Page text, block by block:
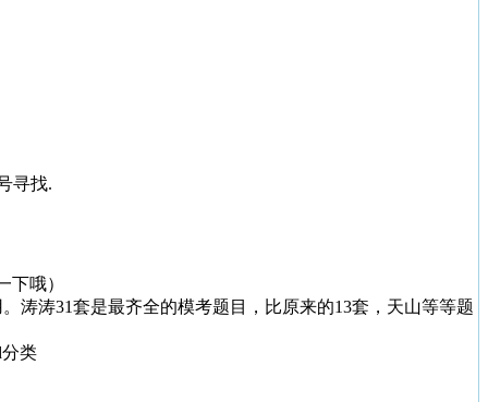
寻找.
哦）
涛涛31套是最齐全的模考题目，比原来的13套，天山等等题
类